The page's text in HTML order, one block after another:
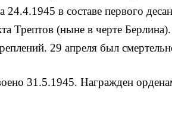
в составе первого
Трептов (ныне в черте
29 апреля был
31.5.1945. Награжден